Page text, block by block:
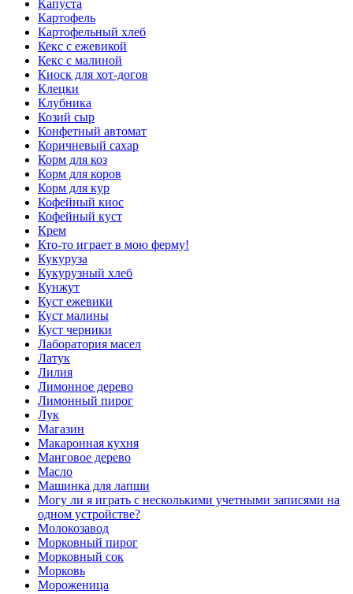
Капуста
Картофель
Картофельный хлеб
Кекс с ежевикой
Кекс с малиной
Киоск для хот-догов
Клецки
Клубника
Козий сыр
Конфетный автомат
Коричневый сахар
Корм для коз
Корм для коров
Корм для кур
Кофейный киос
Кофейный куст
Крем
Кто-то играет в мою ферму!
Кукуруза
Кукурузный хлеб
Кунжут
Куст ежевики
Куст малины
Куст черники
Лаборатория масел
Латук
Лилия
Лимонное дерево
Лимонный пирог
Лук
Магазин
Макаронная кухня
Манговое дерево
Масло
Машинка для лапши
Могу ли я играть с несколькими учетными записями на
одном устройстве?
Молокозавод
Морковный пирог
Морковный сок
Морковь
Мороженица